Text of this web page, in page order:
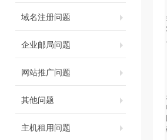
域名注册问题
企业邮局问题
网站推广问题
其他问题
主机租用问题